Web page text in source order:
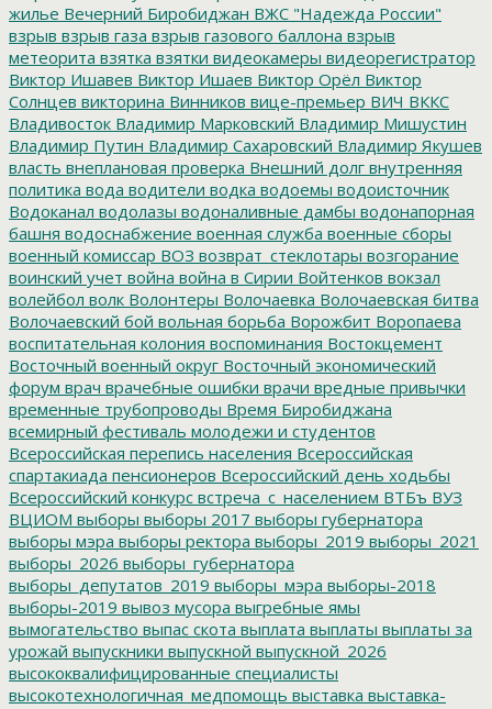
жилье Вечерний Биробиджан ВЖС "Надежда России"
взрыв взрыв газа взрыв газового баллона взрыв
метеорита взятка взятки видеокамеры видеорегистратор
Виктор Ишавев Виктор Ишаев Виктор Орёл Виктор
Солнцев викторина Винников вице-премьер ВИЧ ВККС
Владивосток Владимир Марковский Владимир Мишустин
Владимир Путин Владимир Сахаровский Владимир Якушев
власть внеплановая проверка Внешний долг внутренняя
политика вода водители водка водоемы водоисточник
Водоканал водолазы водоналивные дамбы водонапорная
башня водоснабжение военная служба военные сборы
военный комиссар ВОЗ возврат_стеклотары возгорание
воинский учет война война в Сирии Войтенков вокзал
волейбол волк Волонтеры Волочаевка Волочаевская битва
Волочаевский бой вольная борьба Ворожбит Воропаева
воспитательная колония воспоминания Востокцемент
Восточный военный округ Восточный экономический
форум врач врачебные ошибки врачи вредные привычки
временные трубопроводы Время Биробиджана
всемирный фестиваль молодежи и студентов
Всероссийская перепись населения Всероссийская
спартакиада пенсионеров Всероссийский день ходьбы
Всероссийский конкурс встреча_с_населением ВТБъ ВУЗ
ВЦИОМ выборы выборы 2017 выборы губернатора
выборы мэра выборы ректора выборы_2019 выборы_2021
выборы_2026 выборы_губернатора
выборы_депутатов_2019 выборы_мэра выборы-2018
выборы-2019 вывоз мусора выгребные ямы
вымогательство выпас скота выплата выплаты выплаты за
урожай выпускники выпускной выпускной_2026
высококвалифицированные специалисты
высокотехнологичная_медпомощь выставка выставка-